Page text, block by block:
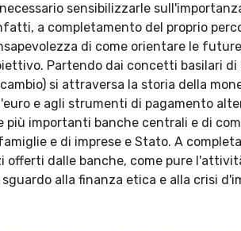
sensibilizzarle
a completamento del proprio
di come orientare le
Partendo dai concetti basilari
si attraversa la storia della
e agli strumenti di pagamento
più importanti banche centrali e di
e di imprese e Stato. A
dalle banche, come pure
alla finanza etica e alla crisi